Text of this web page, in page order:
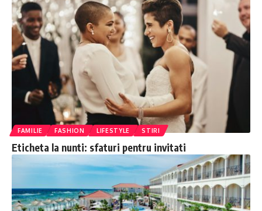
FAMILIE FASHION LIFESTYLE STIRI
Eticheta la nunti: sfaturi pentru invitati